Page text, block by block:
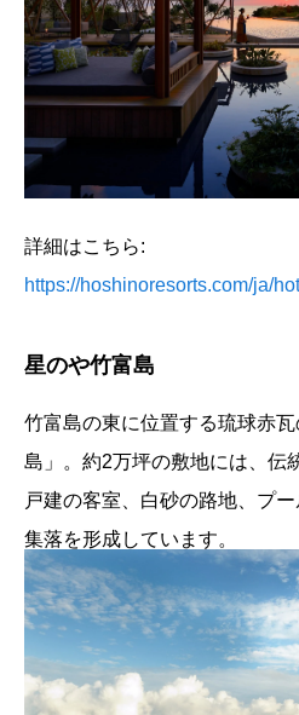
詳細はこちら:
https://hoshinoresorts.com/ja/
星のや竹富島
竹富島の東に位置する琉球赤
島」。約2万坪の敷地には、伝
戸建の客室、白砂の路地、プ
集落を形成しています。